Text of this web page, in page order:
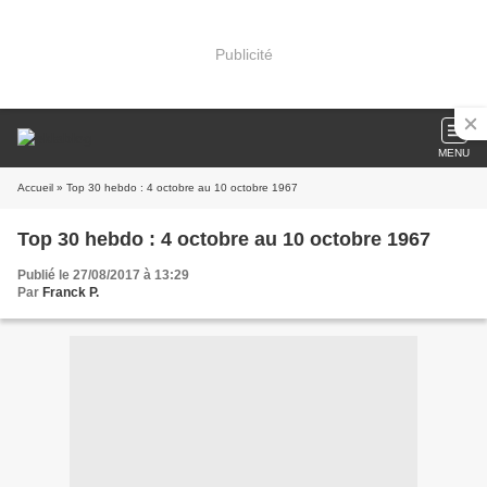
Publicité
MENU
Accueil » Top 30 hebdo : 4 octobre au 10 octobre 1967
Top 30 hebdo : 4 octobre au 10 octobre 1967
Publié le 27/08/2017 à 13:29
Par Franck P.